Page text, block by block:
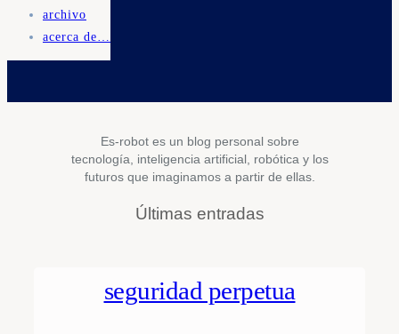
archivo
acerca de…
Es-robot es un blog personal sobre
tecnología, inteligencia artificial, robótica y los
futuros que imaginamos a partir de ellas.
Últimas entradas
seguridad perpetua